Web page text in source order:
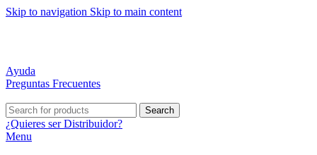
Skip to navigation Skip to main content
Ayuda
Preguntas Frecuentes
Search
¿Quieres ser Distribuidor?
Menu